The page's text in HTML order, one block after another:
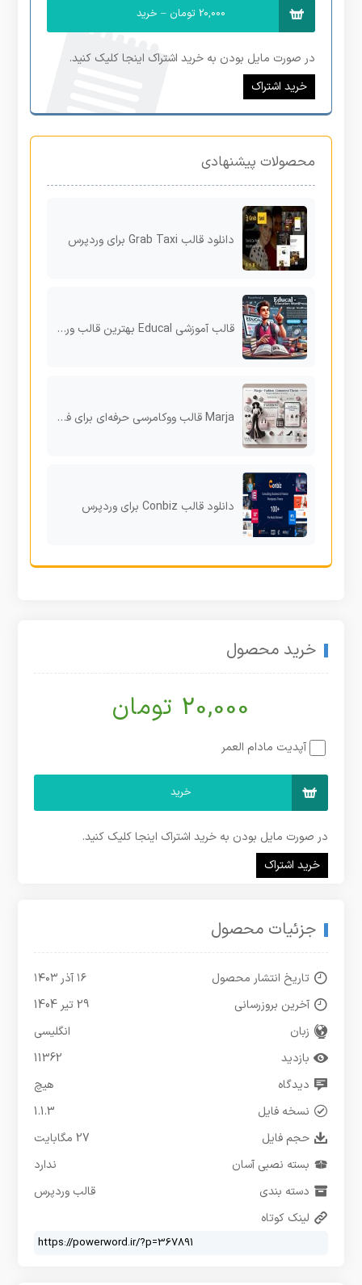
20,000 تومان – خرید
در صورت مایل بودن به خرید اشتراک اینجا کلیک کنید.
خرید اشتراک
محصولات پیشنهادی
دانلود قالب Grab Taxi برای وردپرس
قالب آموزشی Educal بهترین قالب وردپرس برای مدیریت دوره‌ها و آموزش آنلاین
Marja قالب ووکامرسی حرفه‌ای برای فروشگاه‌های مد و پوشاک
دانلود قالب Conbiz برای وردپرس
خرید محصول
20,000 تومان
آپدیت مادام العمر
خرید
در صورت مایل بودن به خرید اشتراک اینجا کلیک کنید.
خرید اشتراک
جزئیات محصول
تاریخ انتشار محصول
۱۶ آذر ۱۴۰۳
آخرین بروزرسانی
29 تیر 1404
زبان
انگلیسی
بازدید
11362
دیدگاه
هیچ
نسخه فایل
1.1.3
حجم فایل
27 مگابایت
بسته نصبی آسان
ندارد
دسته بندی
قالب وردپرس
لینک کوتاه